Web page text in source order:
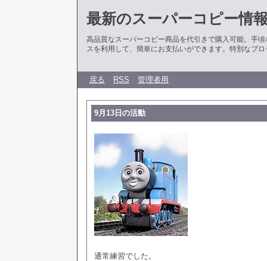
最新のスーパーコピー情
高品質なスーパーコピー商品を代引きで購入可能。手
スを利用して、簡単にお支払いができます。特別なプ
戻る RSS 管理者用
9月13日の活動
通常練習でした。